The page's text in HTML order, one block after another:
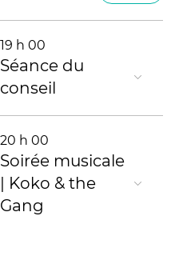
19 h 00
Séance du
conseil
20 h 00
Soirée musicale
| Koko & the
Gang